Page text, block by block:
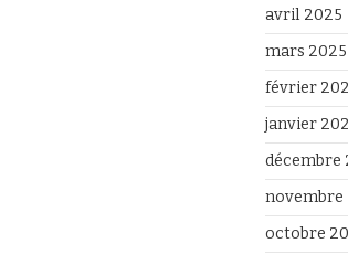
avril 2025
mars 2025
février
janvier
décembre
novembre
octobre